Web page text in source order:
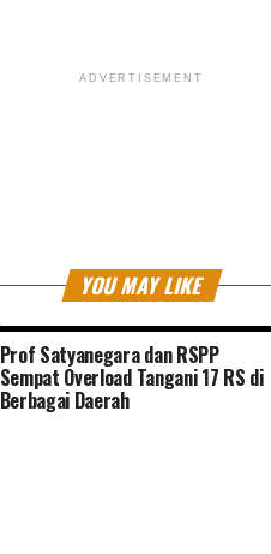
ADVERTISEMENT
YOU MAY LIKE
Prof Satyanegara dan RSPP
Sempat Overload Tangani 17 RS di
Berbagai Daerah